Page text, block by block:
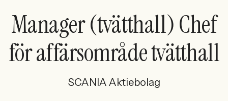
Ny här? Skapa konto
Manager (tvätthall) Chef
för affärsområde tvätthall
SCANIA Aktiebolag